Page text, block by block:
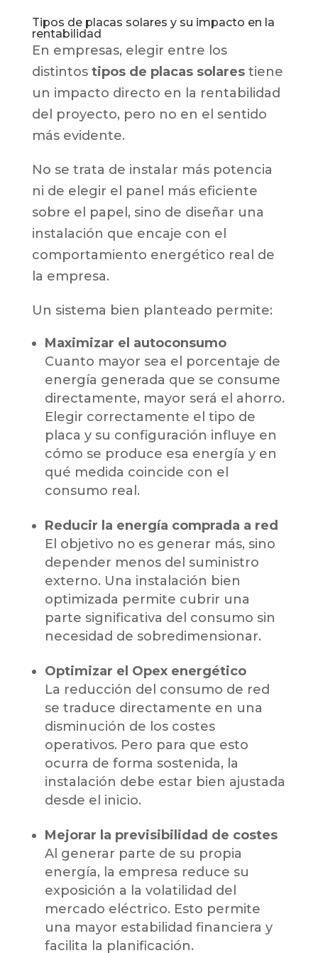
Tipos de placas solares y su impacto en la
rentabilidad
En empresas, elegir entre los
distintos tipos de placas solarestiene
un impacto directo en la rentabilidad
del proyecto, pero no en el sentido
más evidente.
No se trata de instalar más potencia
ni de elegir el panel más eficiente
sobre el papel, sino de diseñar una
instalación que encaje con el
comportamiento energético real de
la empresa.
Un sistema bien planteado permite:
Maximizar el autoconsumo
Cuanto mayor sea el porcentaje de
energía generada que se consume
directamente, mayor será el ahorro.
Elegir correctamente el tipo de
placa y su configuración influye en
cómo se produce esa energía y en
qué medida coincide con el
consumo real.
Reducir la energía comprada a red
El objetivo no es generar más, sino
depender menos del suministro
externo. Una instalación bien
optimizada permite cubrir una
parte significativa del consumo sin
necesidad de sobredimensionar.
Optimizar el Opex energético
La reducción del consumo de red
se traduce directamente en una
disminución de los costes
operativos. Pero para que esto
ocurra de forma sostenida, la
instalación debe estar bien ajustada
desde el inicio.
Mejorar la previsibilidad de costes
Al generar parte de su propia
energía, la empresa reduce su
exposición a la volatilidad del
mercado eléctrico. Esto permite
una mayor estabilidad financiera y
facilita la planificación.